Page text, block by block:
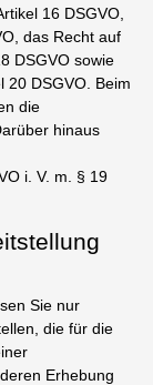
16 DSGVO,
das Recht auf
DSGVO sowie
20 DSGVO. Beim
die
hinaus
i. V. m. § 19
Sie nur
die für die
Erhebung